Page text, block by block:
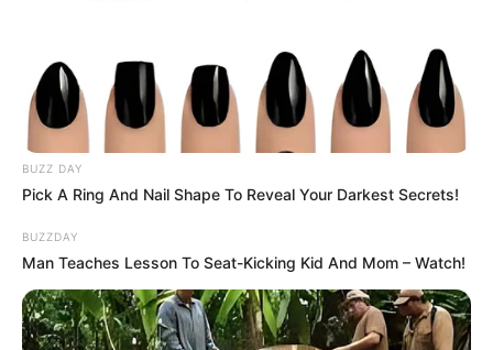
Категорії
Без рубрики
Культура
Нам пишуть
BUZZ DAY
Pick A Ring And Nail Shape To Reveal Your Darkest Secrets!
BUZZDAY
Man Teaches Lesson To Seat-Kicking Kid And Mom – Watch!